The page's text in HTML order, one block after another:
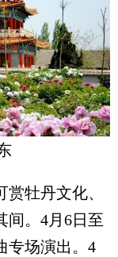
牡丹文化、
间。4月6日至
专场演出。4